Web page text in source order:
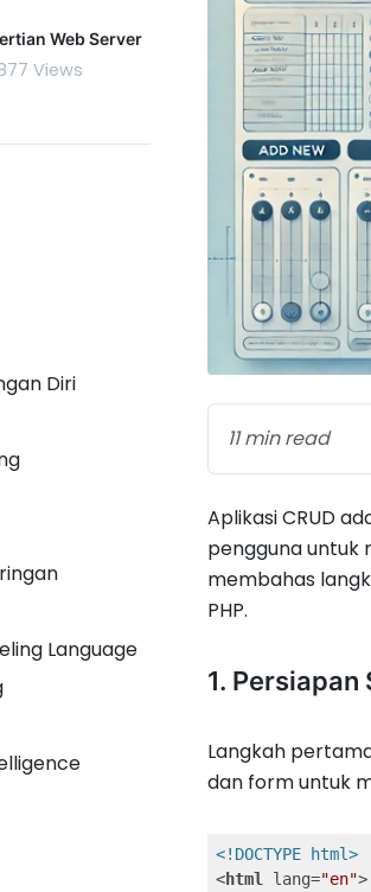
11 min read
Aplikasi CRUD
pengguna untuk
membahas
PHP.
1.
Langkah
dan form untuk
<!DOCTYPE html>
<html lang="en">
Web Server
Views
Diri
Language